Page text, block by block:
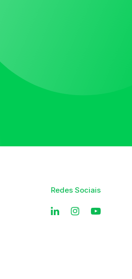
Redes Sociais